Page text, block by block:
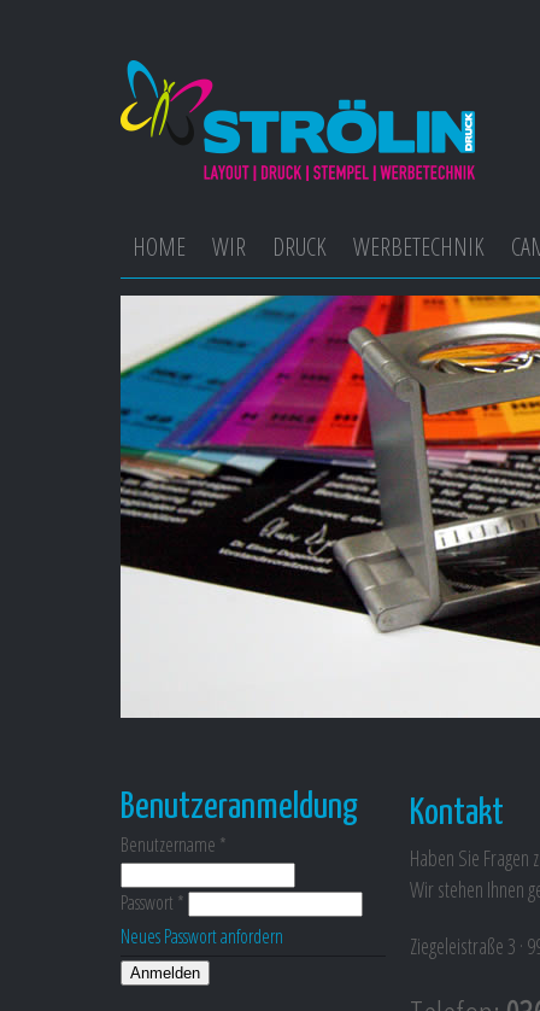
HOME WIR DRUCK WERBETECHNIK
Kontakt
Haben Sie Fragen
Wir stehen Ihnen
Ziegeleistraße 3 ·
Benutzeranmeldung
Benutzername *
Passwort *
Neues Passwort anfordern